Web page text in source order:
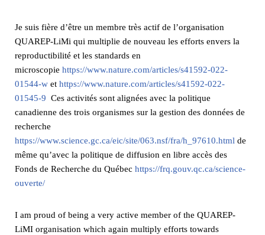
Je suis fière d’être un membre très actif de l’organisation
QUAREP-LiMi qui multiplie de nouveau les efforts envers la
reproductibilité et les standards en
microscopie https://www.nature.com/articles/s41592-022-
01544-w et https://www.nature.com/articles/s41592-022-
01545-9 Ces activités sont alignées avec la politique
canadienne des trois organismes sur la gestion des données de
recherche
https://www.science.gc.ca/eic/site/063.nsf/fra/h_97610.html de
même qu’avec la politique de diffusion en libre accès des
Fonds de Recherche du Québec https://frq.gouv.qc.ca/science-
ouverte/
I am proud of being a very active member of the QUAREP-
LiMI organisation which again multiply efforts towards